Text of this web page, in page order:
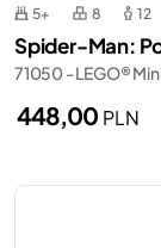
5+ 8 12
Spider-Man:
71050 - LEGO®
448,00 PLN